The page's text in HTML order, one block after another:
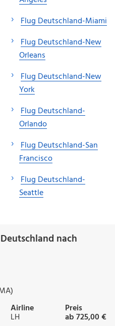
Flug Deutschland-Miami
Flug Deutschland-New
Orleans
Flug Deutschland-New
York
Flug Deutschland-
Orlando
Flug Deutschland-San
Francisco
Flug Deutschland-
Seattle
nach
Airline
LH
Preis
ab 725,00 €